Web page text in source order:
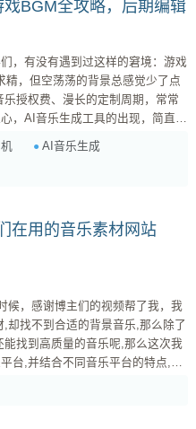
BGM全攻略，后期编辑
，有没有遇到过这样的窘境：游戏
，但空荡荡的背景总感觉少了点
授权费、漫长的定制周期，常常
，AI音乐生成工具的出现，简直是
AI音乐，打造独具风格的游戏
AI音乐生成
在用的音乐素材网站
候，感谢博主们的视频帮了我，我
找到高质量的音乐呢,那么这次我
台,并结合不同音乐平台的特点,将
期视频,影视飓风视频相信大家已